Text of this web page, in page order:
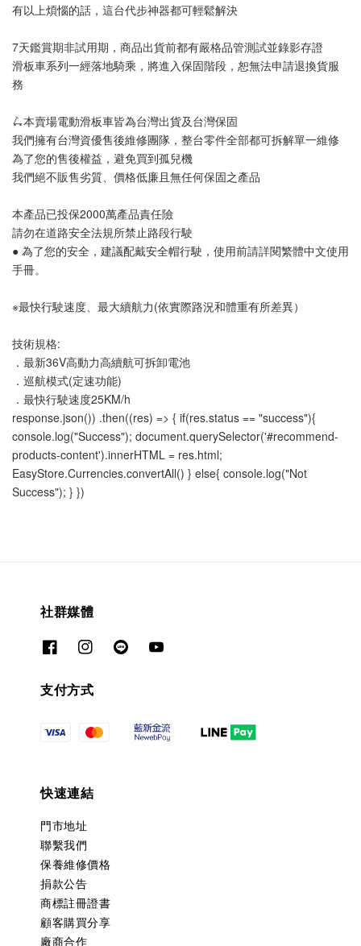
有以上煩惱的話，這台代步神器都可輕鬆解決
7天鑑賞期非試用期，商品出貨前都有嚴格品管測試並錄影存證
滑板車系列一經落地騎乘，將進入保固階段，恕無法申請退換貨服
務
🛴本賣場電動滑板車皆為台灣出貨及台灣保固
我們擁有台灣資優售後維修團隊，整台零件全部都可拆解單一維修
為了您的售後權益，避免買到孤兒機
我們絕不販售劣質、價格低廉且無任何保固之產品
本產品已投保2000萬產品責任險
請勿在道路安全法規所禁止路段行駛
● 為了您的安全，建議配戴安全帽行駛，使用前請詳閱繁體中文使用
手冊。
※最快行駛速度、最大續航力(依實際路況和體重有所差異）
技術規格:
．最新36V高動力高續航可拆卸電池
．巡航模式(定速功能)
．最快行駛速度25KM/h
response.json()) .then((res) => { if(res.status == "success"){
console.log("Success"); document.querySelector('#recommend-
products-content').innerHTML = res.html;
EasyStore.Currencies.convertAll() } else{ console.log("Not
Success"); } })
社群媒體
支付方式
快速連結
門市地址
聯繫我們
保養維修價格
捐款公告
商標註冊證書
顧客購買分享
廠商合作